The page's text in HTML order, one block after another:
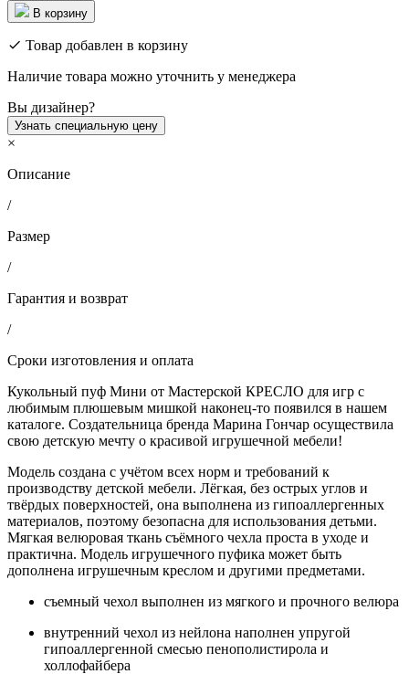
В корзину
Товар добавлен в корзину
Наличие товара можно уточнить у менеджера
Вы дизайнер?
Узнать специальную цену
×
Описание
/
Размер
/
Гарантия и возврат
/
Сроки изготовления и оплата
Кукольный пуф Мини от Мастерской КРЕСЛО для игр с
любимым плюшевым мишкой наконец-то появился в нашем
каталоге. Создательница бренда Марина Гончар осуществила
свою детскую мечту о красивой игрушечной мебели!
Модель создана с учётом всех норм и требований к
производству детской мебели. Лёгкая, без острых углов и
твёрдых поверхностей, она выполнена из гипоаллергенных
материалов, поэтому безопасна для использования детьми.
Мягкая велюровая ткань съёмного чехла проста в уходе и
практична. Модель игрушечного пуфика может быть
дополнена игрушечным креслом и другими предметами.
съемный чехол выполнен из мягкого и прочного велюра
внутренний чехол из нейлона наполнен упругой
гипоаллергенной смесью пенополистирола и
холлофайбера